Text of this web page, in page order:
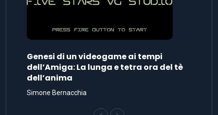
Genesi di un videogame ai tempi
dell’Amiga: La lunga e tetra ora del tè
dell’anima
Simone Bernacchia